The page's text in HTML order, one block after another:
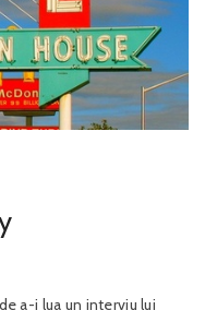
a-i lua un interviu lui